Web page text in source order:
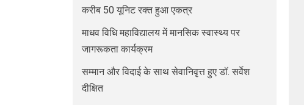
करीब 50 यूनिट रक्त हुआ एकत्र
माधव विधि महाविद्यालय में मानसिक स्वास्थ्य पर
जागरूकता कार्यक्रम
सम्मान और विदाई के साथ सेवानिवृत्त हुए डॉ. सर्वेश
दीक्षित